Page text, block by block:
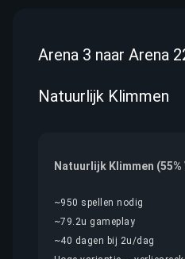
Arena 3 naar Arena
Natuurlijk Klimmen
Natuurlijk Klimmen (55%
~950 spellen nodig
~79.2u gameplay
~40 dagen bij 2u/dag